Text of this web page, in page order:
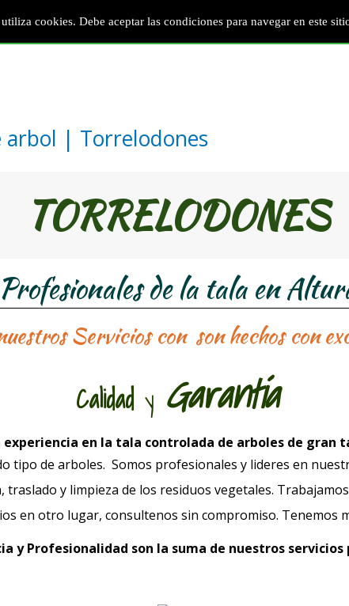
cookies. Debe aceptar las condiciones para navegar en este
Inicio Madrid Conocenos
arbol | Torrelodones
TORRELODONES
Profesionales de la tala en
Servicios con son hechos con
Calidad y Garantía
experiencia en la tala controlada de arboles de gran
tipo de arboles. Somos profesionales y lideres en
y limpieza de los residuos vegetales.
en otro lugar, consultenos sin compromiso. Tenemos
y Profesionalidad son la suma de nuestros servicios